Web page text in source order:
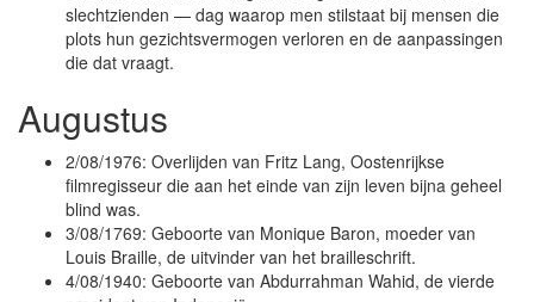
slechtzienden — dag waarop men stilstaat bij mensen die
plots hun gezichtsvermogen verloren en de aanpassingen
die dat vraagt.
Augustus
2/08/1976: Overlijden van Fritz Lang, Oostenrijkse
filmregisseur die aan het einde van zijn leven bijna geheel
blind was.
3/08/1769: Geboorte van Monique Baron, moeder van
Louis Braille, de uitvinder van het brailleschrift.
4/08/1940: Geboorte van Abdurrahman Wahid, de vierde